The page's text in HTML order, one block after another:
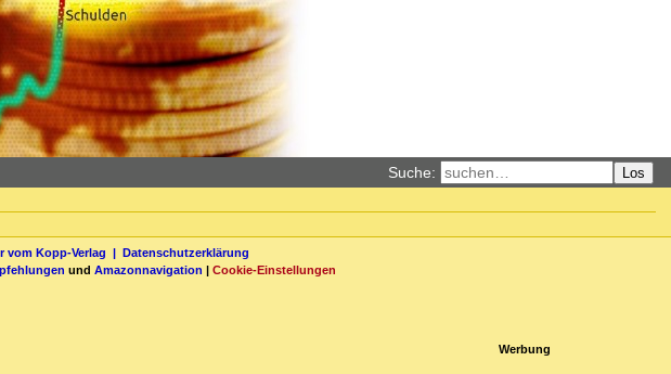
Suche: Los
vom Kopp-Verlag | Datenschutzerklärung
und Amazonnavigation | Cookie-Einstellungen
Werbung